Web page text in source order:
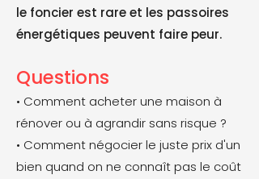
le foncier est rare et les passoires
énergétiques peuvent faire peur.
Questions
• Comment acheter une maison à
rénover ou à agrandir sans risque ?
• Comment négocier le juste prix d'un
bien quand on ne connaît pas le coût